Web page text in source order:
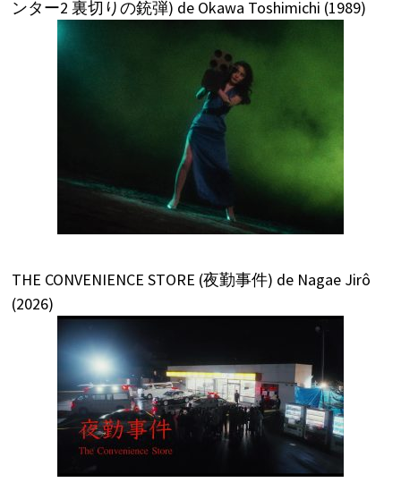
ンター2 裏切りの銃弾) de Okawa Toshimichi (1989)
THE CONVENIENCE STORE (夜勤事件) de Nagae Jirô
(2026)